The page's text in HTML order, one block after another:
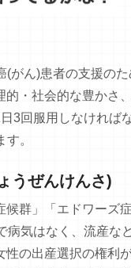
がん)患者の支援の
・社会的な豊かさ
3回服用しなければ
。
うぜんけんさ)
群」「エドワーズ
病気はなく、流産な
の出産選択の権利